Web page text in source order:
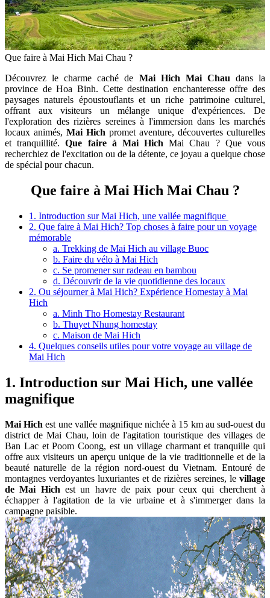
Que faire à Mai Hich Mai Chau ?
Découvrez le charme caché de Mai Hich Mai Chau dans la
province de Hoa Binh. Cette destination enchanteresse offre des
paysages naturels époustouflants et un riche patrimoine culturel,
offrant aux visiteurs un mélange unique d'expériences. De
l'exploration des rizières sereines à l'immersion dans les marchés
locaux animés, Mai Hich promet aventure, découvertes culturelles
et tranquillité.Que faire à Mai Hich Mai Chau ? Que vous
recherchiez de l'excitation ou de la détente, ce joyau a quelque chose
de spécial pour chacun.
Que faire à Mai Hich Mai Chau ?
1. Introduction sur Mai Hich, une vallée magnifique
2. Que faire à Mai Hich? Top choses à faire pour un voyage
mémorable
a. Trekking de Mai Hich au village Buoc
b. Faire du vélo à Mai Hich
c. Se promener sur radeau en bambou
d. Découvrir de la vie quotidienne des locaux
2. Ou séjourner à Mai Hich? Expérience Homestay à Mai
Hich
a. Minh Tho Homestay Restaurant
b. Thuyet Nhung homestay
c. Maison de Mai Hich
4. Quelques conseils utiles pour votre voyage au village de
Mai Hich
1. Introduction sur Mai Hich, une vallée
magnifique
Mai Hich est une vallée magnifique nichée à 15 km au sud-ouest du
district de Mai Chau, loin de l'agitation touristique des villages de
Ban Lac et Poom Coong, est un village charmant et tranquille qui
offre aux visiteurs un aperçu unique de la vie traditionnelle et de la
beauté naturelle de la région nord-ouest du Vietnam. Entouré de
montagnes verdoyantes luxuriantes et de rizières sereines, le village
de Mai Hich est un havre de paix pour ceux qui cherchent à
échapper à l'agitation de la vie urbaine et à s'immerger dans la
campagne paisible.